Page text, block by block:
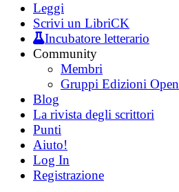
Leggi
Scrivi un LibriCK
Incubatore letterario
Community
Membri
Gruppi Edizioni Open
Blog
La rivista degli scrittori
Punti
Aiuto!
Log In
Registrazione